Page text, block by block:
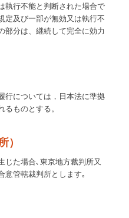
執行不能と判断された場合で
定及び一部が無効又は執行不
部分は、継続して完全に効力
行については，日本法に準拠
るものとする。
）
じた場合､東京地方裁判所又
意管轄裁判所とします｡